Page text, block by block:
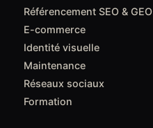
Référencement SEO & GEO
E-commerce
Identité visuelle
Maintenance
Réseaux sociaux
Formation